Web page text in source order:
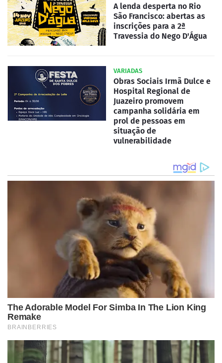
A lenda desperta no Rio
São Francisco: abertas as
inscrições para a 2ª
Travessia do Nego D'Água
VARIADAS
Obras Sociais Irmã Dulce e
Hospital Regional de
Juazeiro promovem
campanha solidária em
prol de pessoas em
situação de
vulnerabilidade